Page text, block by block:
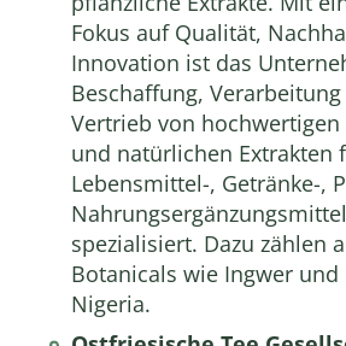
Fokus auf Qualität,
Innovation ist das
Beschaffung,
Vertrieb von hochwertigen
und natürlichen Extrakten
Lebensmittel-, Getränke-,
spezialisiert. Dazu zählen
Botanicals wie Ingwer und
Nigeria.